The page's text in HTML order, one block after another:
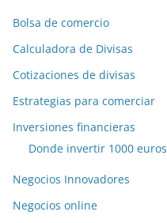
Bolsa de comercio
Calculadora de Divisas
Cotizaciones de divisas
Estrategias para comerciar
Inversiones financieras
Donde invertir 1000 euros
Negocios Innovadores
Negocios online